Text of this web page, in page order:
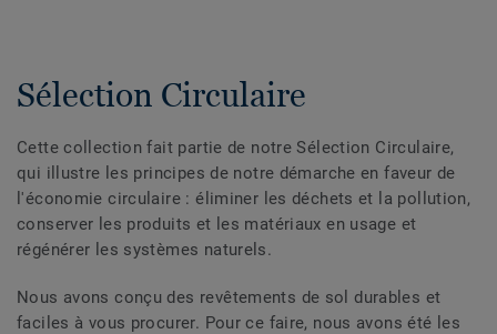
Sélection Circulaire
Cette collection fait partie de notre Sélection Circulaire,
qui illustre les principes de notre démarche en faveur de
l'économie circulaire : éliminer les déchets et la pollution,
conserver les produits et les matériaux en usage et
régénérer les systèmes naturels.
Nous avons conçu des revêtements de sol durables et
faciles à vous procurer. Pour ce faire, nous avons été les